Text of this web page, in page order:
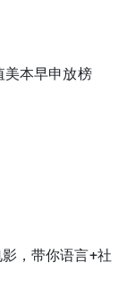
美本早申放榜
，带你语言+社